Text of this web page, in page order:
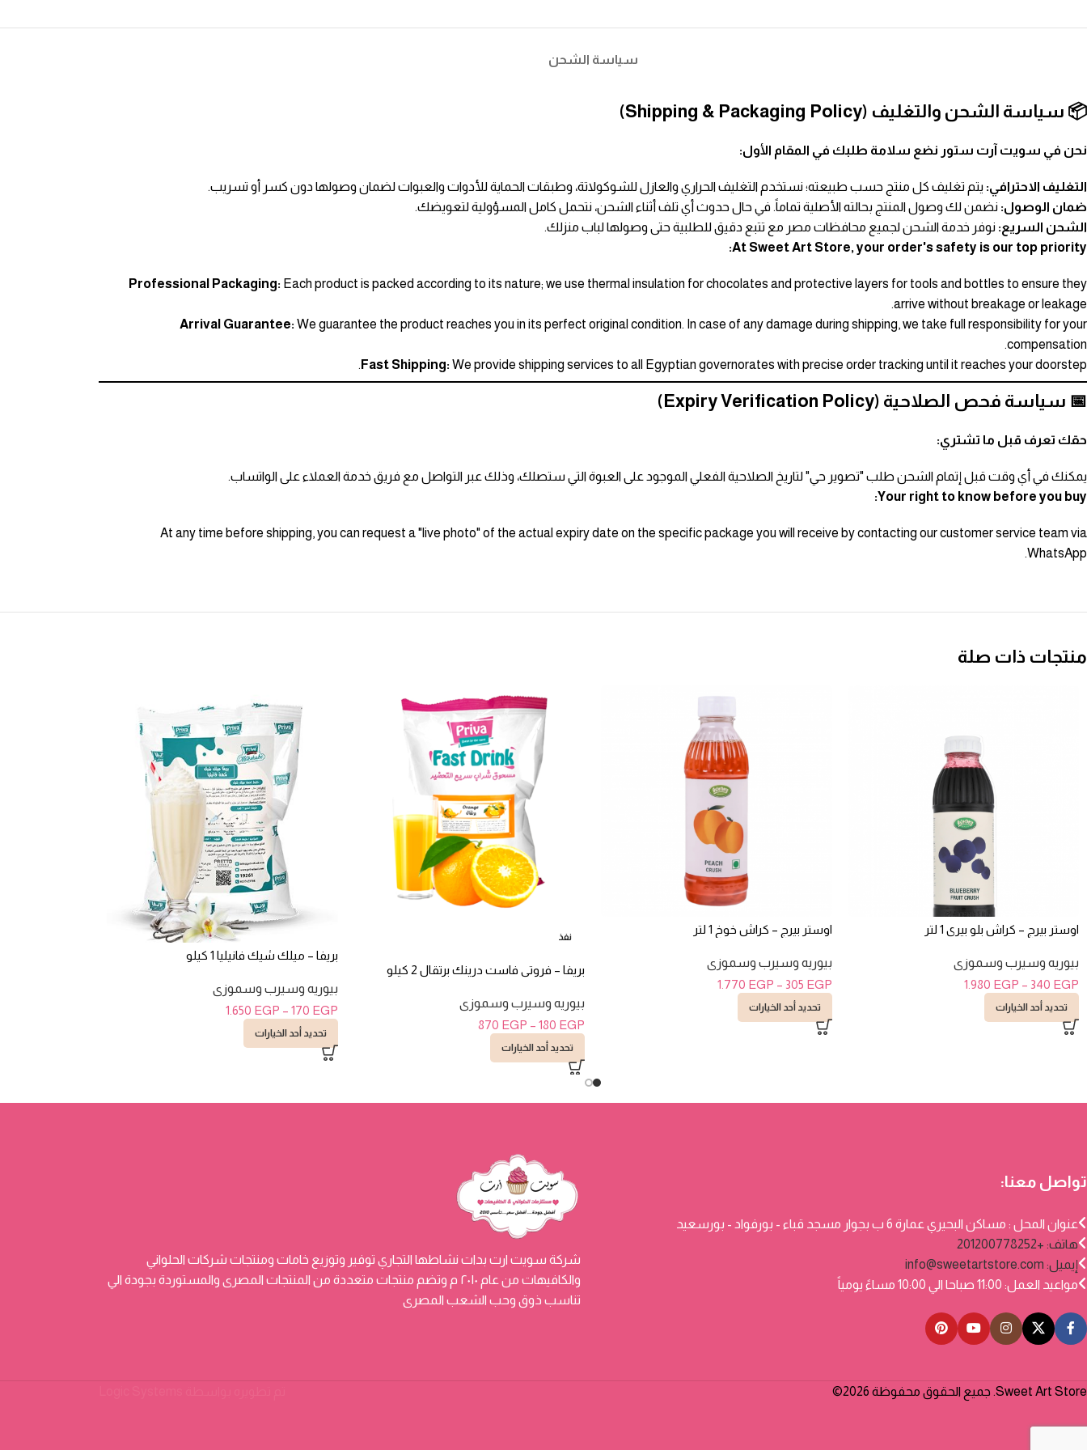
سياسة الشحن
📦 سياسة الشحن والتغليف (Shipping & Packaging Policy)
نحن في سويت آرت ستور نضع سلامة طلبك في المقام الأول:
التغليف الاحترافي: يتم تغليف كل منتج حسب طبيعته؛ نستخدم التغليف الحراري والعازل للشوكولاتة، وطبقات الحماية للأدوات والعبوات لضمان وصولها دون كسر أو تسريب.
ضمان الوصول: نضمن لك وصول المنتج بحالته الأصلية تماماً. في حال حدوث أي تلف أثناء الشحن، نتحمل كامل المسؤولية لتعويضك.
الشحن السريع: نوفر خدمة الشحن لجميع محافظات مصر مع تتبع دقيق للطلبية حتى وصولها لباب منزلك.
At Sweet Art Store, your order's safety is our top priority:
Professional Packaging: Each product is packed according to its nature; we use thermal insulation for chocolates and protective layers for tools and bottles to ensure they
arrive without breakage or leakage.
Arrival Guarantee: We guarantee the product reaches you in its perfect original condition. In case of any damage during shipping, we take full responsibility for your
compensation.
Fast Shipping: We provide shipping services to all Egyptian governorates with precise order tracking until it reaches your doorstep.
📅 سياسة فحص الصلاحية (Expiry Verification Policy)
حقك تعرف قبل ما تشتري:
يمكنك في أي وقت قبل إتمام الشحن طلب "تصوير حي" لتاريخ الصلاحية الفعلي الموجود على العبوة التي ستصلك، وذلك عبر التواصل مع فريق خدمة العملاء على الواتساب.
Your right to know before you buy:
At any time before shipping, you can request a "live photo" of the actual expiry date on the specific package you will receive by contacting our customer service team via
WhatsApp.
منتجات ذات صلة
اوستر بيرج – كراش بلو بيرى 1 لتر
بيوريه وسيرب وسموزى
340 EGP
–
1.980 EGP
تحديد أحد الخيارات
اوستر بيرج – كراش خوخ 1 لتر
بيوريه وسيرب وسموزى
305 EGP
–
1.770 EGP
تحديد أحد الخيارات
نفذ
بريفا – فروتى فاست درينك برتقال 2 كيلو
بيوريه وسيرب وسموزى
180 EGP
–
870 EGP
تحديد أحد الخيارات
بريفا – ميلك شيك فانيليا 1 كيلو
بيوريه وسيرب وسموزى
170 EGP
–
1.650 EGP
تحديد أحد الخيارات
شركة سويت ارت بدات نشاطها التجاري توفير وتوزيع خامات ومنتجات شركات الحلواني
والكافيهات من عام ٢٠١٠ م وتضم منتجات متعددة من المنتجات المصرى والمستوردة بجودة الي
تناسب ذوق وحب الشعب المصرى
تواصل معنا:
عنوان المحل : مساكن البحيري عمارة 6 ب بجوار مسجد قباء - بورفواد - بورسعيد
هاتف: +201200778252
إيميل: info@sweetartstore.com
مواعيد العمل: 11:00 صباحا الي 10:00 مساءً يومياً
Sweet Art Store. جميع الحقوق محفوظة 2026©